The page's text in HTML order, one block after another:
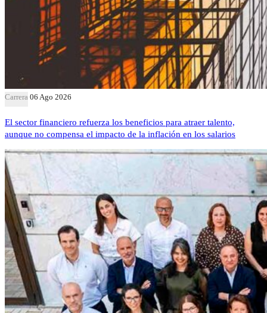
Carrera 06 Ago 2026
El sector financiero refuerza los beneficios para atraer talento,
aunque no compensa el impacto de la inflación en los salarios